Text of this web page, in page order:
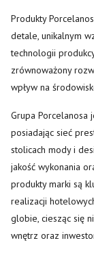
Produkty
detale, unikalnym
technologii
zrównoważony
wpływ na
Grupa Porcelanosa
posiadając sieć
stolicach mody i
jakość wykonania
produkty marki są
realizacji
globie, ciesząc się
wnętrz oraz